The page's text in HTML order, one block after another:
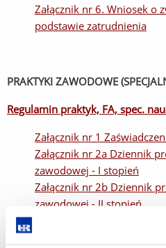
Załącznik nr 6. Wniosek o
podstawie zatrudnienia
PRAKTYKI ZAWODOWE
Regulamin praktyk, FA, spec.
Załącznik nr 1
Załącznik nr 2a Dziennik
zawodowej - I stopień
Załącznik nr 2b Dziennik
zawodowej - II stopień